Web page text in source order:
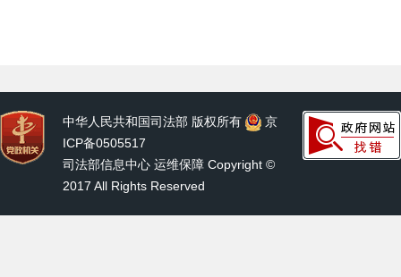
中华人民共和国司法部 版权所有
京
ICP备0505517
司法部信息中心 运维保障 Copyright ©
2017 All Rights Reserved